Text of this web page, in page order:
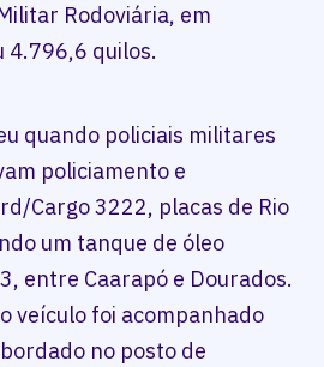
Rodoviária, em
4.796,6 quilos.
quando policiais militares
policiamento e
Cargo 3222, placas de Rio
um tanque de óleo
entre Caarapó e Dourados.
veículo foi acompanhado
no posto de